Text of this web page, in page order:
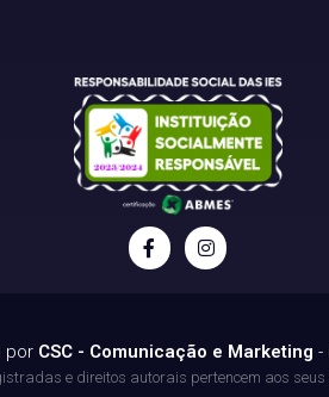
por CSC - Comunicação e Marketing -
e direitos autorais pertencem aos